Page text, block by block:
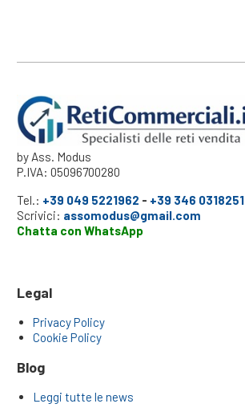
by Ass. Modus
P.IVA: 05096700280
Tel.: +39 049 5221962 - +39 346 0318251
Scrivici: assomodus@gmail.com
Chatta con WhatsApp
Legal
Privacy Policy
Cookie Policy
Blog
Leggi tutte le news